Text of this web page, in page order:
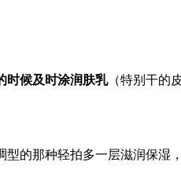
时候及时涂润肤乳（特别干的
的那种轻拍多一层滋润保湿